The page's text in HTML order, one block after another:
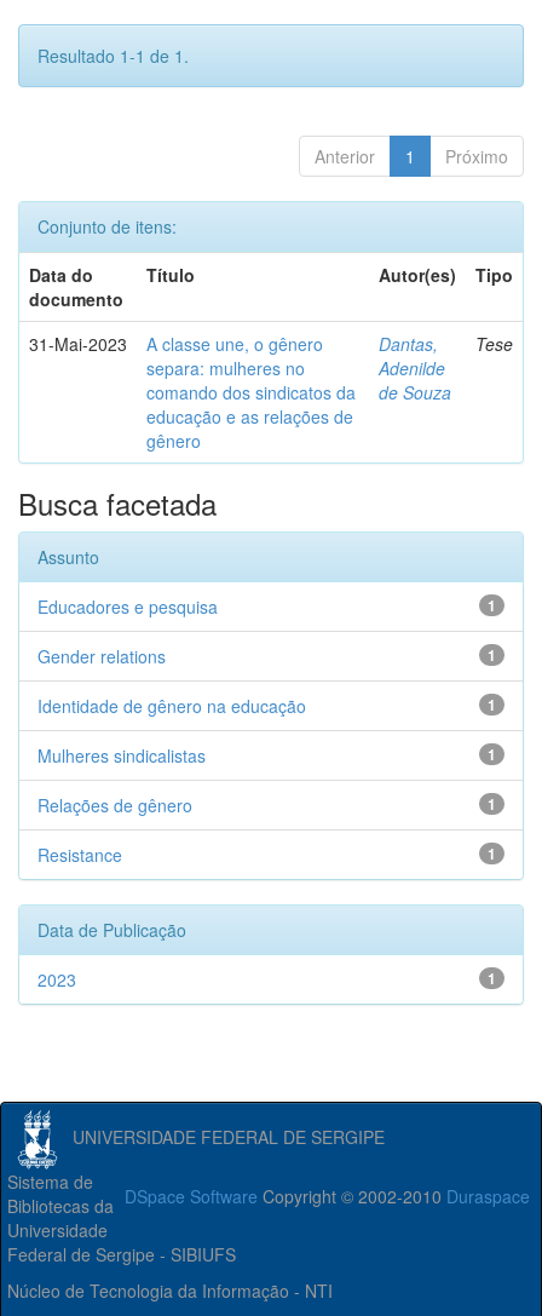
Resultado 1-1 de 1.
Anterior 1 Próximo
Conjunto de itens:
Data do
documento
Título Autor(es) Tipo
31-Mai-2023
A classe une, o gênero
separa: mulheres no
comando dos sindicatos da
educação e as relações de
gênero
Dantas,
Adenilde
de Souza
Tese
Busca facetada
Assunto
1
Educadores e pesquisa
1
Gender relations
1
Identidade de gênero na educação
1
Mulheres sindicalistas
1
Relações de gênero
1
Resistance
Data de Publicação
1
2023
UNIVERSIDADE FEDERAL DE SERGIPE
DSpace Software Copyright © 2002-2010 Duraspace
Sistema de
Bibliotecas da
Universidade
Federal de Sergipe - SIBIUFS
Núcleo de Tecnologia da Informação - NTI